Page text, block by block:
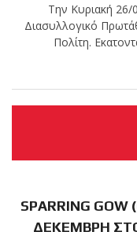
Την Κυριακή
Διασυλλογικό
Πολίτη.
SPARRING GOW
ΔΕΚΕΜΒΡΗ ΣΤΟ